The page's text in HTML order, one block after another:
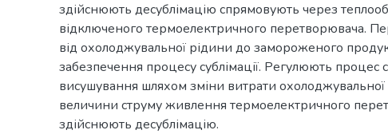
здійснюють десублімацію спрямовують через
відключеного термоелектричного перетворювача.
від охолоджувальної рідини до замороженого
забезпечення процесу сублімації. Регулюють процес
висушування шляхом зміни витрати охолоджувальної
величини струму живлення термоелектричного
здійснюють десублімацію.